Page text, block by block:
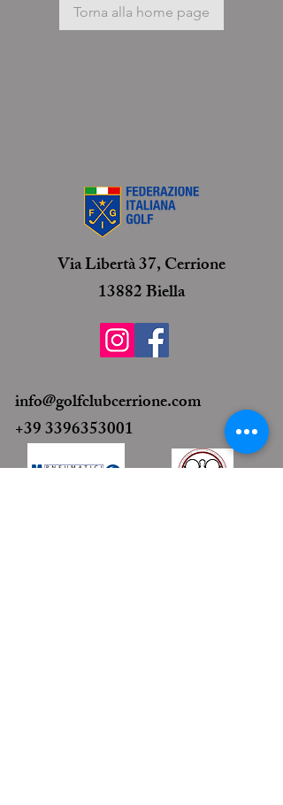
Torna alla home page
Via Libertà 37, Cerrione
13882 Biella
info@golfclubcerrione.com
+39 3396353001